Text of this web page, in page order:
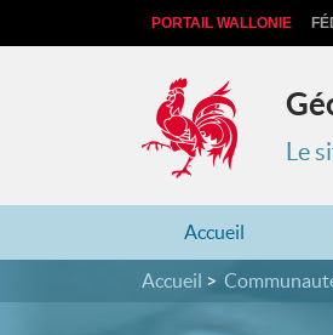
PORTAIL WALLONIE
Le
Accueil
Accueil